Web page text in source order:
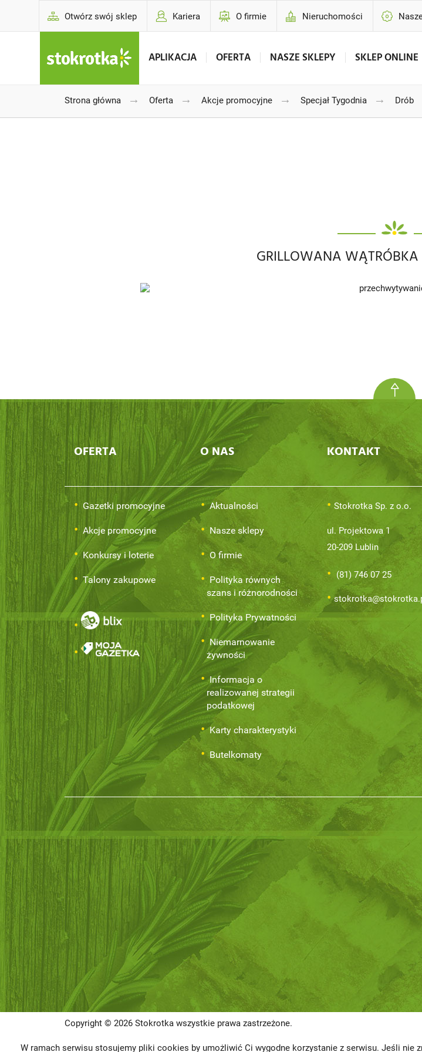
Otwórz swój sklep Kariera O firmie Nieruchomości
APLIKACJA OFERTA NASZE SKLEPY SKLEP ONLINE
Strona główna → Oferta → Akcje promocyjne → Specjał Tygodnia → Drób
GRILLOWANA
OFERTA
Gazetki promocyjne
Akcje promocyjne
Konkursy i loterie
Talony zakupowe
O NAS
Aktualności
Nasze sklepy
O firmie
Polityka równych
szans i różnorodności
Polityka Prywatności
Niemarnowanie
żywności
Informacja o
realizowanej strategii
podatkowej
Karty charakterystyki
Butelkomaty
KONTAKT
Stokrotka Sp. z o.o.
ul. Projektowa 1
20-209 Lublin
(81) 746 07 25
Copyright © 2026 Stokrotka wszystkie prawa zastrzeżone.
W ramach serwisu stosujemy pliki cookies by umożliwić Ci wygodne korzystanie z serwisu. Jeśli nie